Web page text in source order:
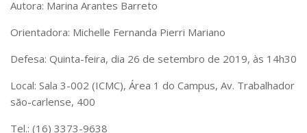
Pós-doutorado
Transferência de Tecnologia
Extensão à Comunidade
Projetos, Programas e Cursos
Artes, Cultura e Esportes
Autora: Marina Arantes Barreto
Orientadora: Michelle Fernanda Pierri Mariano
Defesa: Quinta-feira, dia 26 de setembro de 2019, às 14h30
Local: Sala 3-002 (ICMC), Área 1 do Campus, Av. Trabalhador
são-carlense, 400
Tel.: (16) 3373-9638